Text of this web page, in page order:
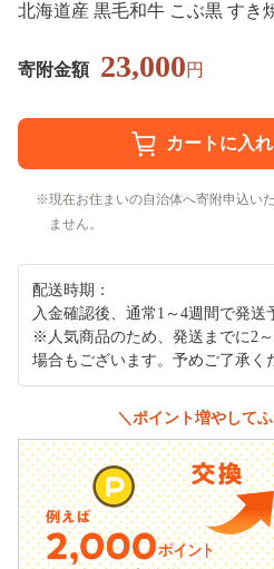
北海道産 黒毛和牛 こぶ黒 すき
寄附金額 23,000円
現在お住まいの自治体へ寄附申込い
ません。
配送時期：
入金確認後、通常1～4週間で発送
※人気商品のため、発送までに2
場合もございます。予めご了承く
＼ポイント増やして